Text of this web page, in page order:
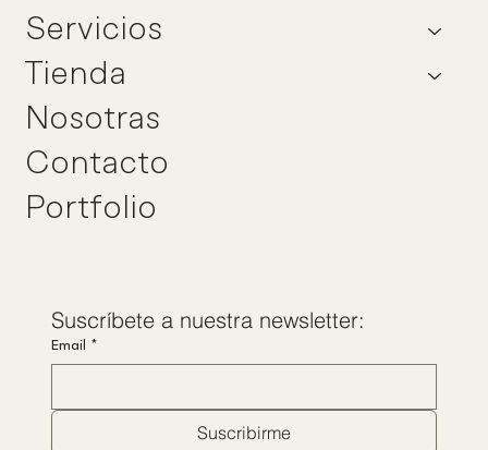
Suscríbete a nuestra newsletter:
Email *
Suscribirme
Servicios
Tienda
Nosotras
Contacto
Portfolio